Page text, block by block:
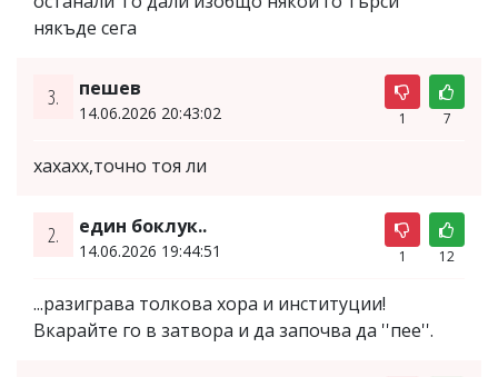
някъде сега
3. пешев
14.06.2026 20:43:02 1 7
хахахх,точно тоя ли
2. един боклук..
14.06.2026 19:44:51 1 12
...разиграва толкова хора и институции!
Вкарайте го в затвора и да започва да ''пее''.